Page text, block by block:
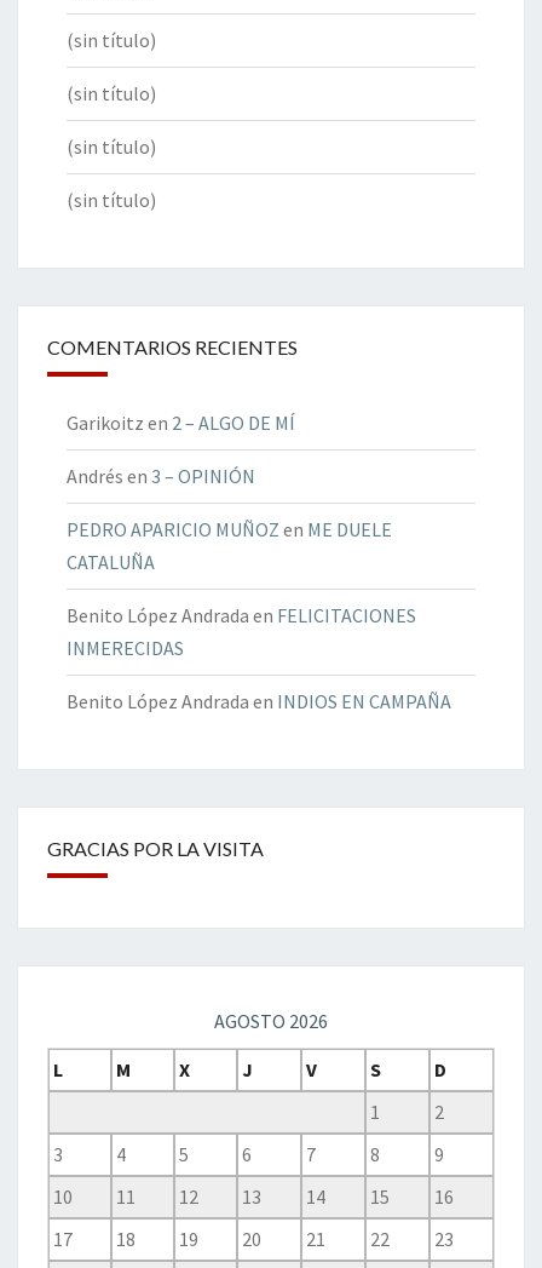
(sin título)
(sin título)
(sin título)
(sin título)
COMENTARIOS RECIENTES
Garikoitz en 2 – ALGO DE MÍ
Andrés en 3 – OPINIÓN
PEDRO APARICIO MUÑOZ en ME DUELE
CATALUÑA
Benito López Andrada en FELICITACIONES
INMERECIDAS
Benito López Andrada en INDIOS EN CAMPAÑA
GRACIAS POR LA VISITA
AGOSTO 2026
L
M X J V S
D
1
2
3
4 5 6 7 8
9
10
11 12 13 14 15
16
17
18 19 20 21 22
23